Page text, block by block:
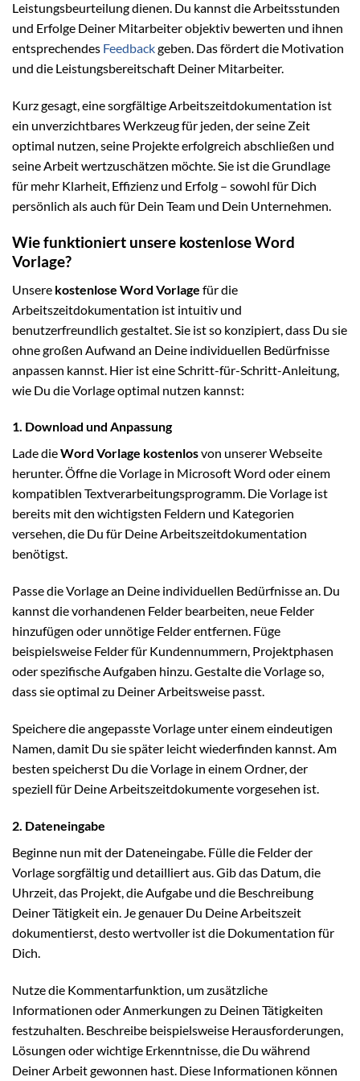
Leistungsbeurteilung dienen. Du kannst die Arbeitsstunden
und Erfolge Deiner Mitarbeiter objektiv bewerten und ihnen
entsprechendes Feedbackgeben. Das fördert die Motivation
und die Leistungsbereitschaft Deiner Mitarbeiter.
Kurz gesagt, eine sorgfältige Arbeitszeitdokumentation ist
ein unverzichtbares Werkzeug für jeden, der seine Zeit
optimal nutzen, seine Projekte erfolgreich abschließen und
seine Arbeit wertzuschätzen möchte. Sie ist die Grundlage
für mehr Klarheit, Effizienz und Erfolg – sowohl für Dich
persönlich als auch für Dein Team und Dein Unternehmen.
Wie funktioniert unsere kostenlose Word
Vorlage?
Unsere kostenlose Word Vorlage für die
Arbeitszeitdokumentation ist intuitiv und
benutzerfreundlich gestaltet. Sie ist so konzipiert, dass Du sie
ohne großen Aufwand an Deine individuellen Bedürfnisse
anpassen kannst. Hier ist eine Schritt-für-Schritt-Anleitung,
wie Du die Vorlage optimal nutzen kannst:
1. Download und Anpassung
Lade dieWord Vorlage kostenlosvon unserer Webseite
herunter. Öffne die Vorlage in Microsoft Word oder einem
kompatiblen Textverarbeitungsprogramm. Die Vorlage ist
bereits mit den wichtigsten Feldern und Kategorien
versehen, die Du für Deine Arbeitszeitdokumentation
benötigst.
Passe die Vorlage an Deine individuellen Bedürfnisse an. Du
kannst die vorhandenen Felder bearbeiten, neue Felder
hinzufügen oder unnötige Felder entfernen. Füge
beispielsweise Felder für Kundennummern, Projektphasen
oder spezifische Aufgaben hinzu. Gestalte die Vorlage so,
dass sie optimal zu Deiner Arbeitsweise passt.
Speichere die angepasste Vorlage unter einem eindeutigen
Namen, damit Du sie später leicht wiederfinden kannst. Am
besten speicherst Du die Vorlage in einem Ordner, der
speziell für Deine Arbeitszeitdokumente vorgesehen ist.
2. Dateneingabe
Beginne nun mit der Dateneingabe. Fülle die Felder der
Vorlage sorgfältig und detailliert aus. Gib das Datum, die
Uhrzeit, das Projekt, die Aufgabe und die Beschreibung
Deiner Tätigkeit ein. Je genauer Du Deine Arbeitszeit
dokumentierst, desto wertvoller ist die Dokumentation für
Dich.
Nutze die Kommentarfunktion, um zusätzliche
Informationen oder Anmerkungen zu Deinen Tätigkeiten
festzuhalten. Beschreibe beispielsweise Herausforderungen,
Lösungen oder wichtige Erkenntnisse, die Du während
Deiner Arbeit gewonnen hast. Diese Informationen können